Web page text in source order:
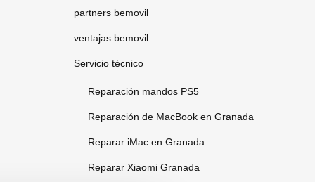
partners bemovil
ventajas bemovil
Servicio técnico
Reparación mandos PS5
Reparación de MacBook en Granada
Reparar iMac en Granada
Reparar Xiaomi Granada